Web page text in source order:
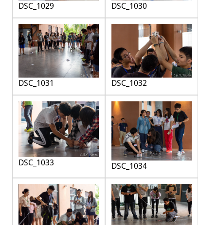
DSC_1029 DSC_1030
DSC_1031 DSC_1032
DSC_1033 DSC_1034